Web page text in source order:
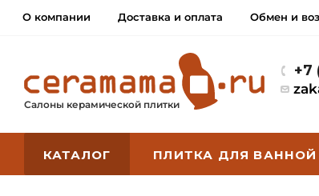
О компании Доставка и оплата Обмен и
Салоны керамической плитки
+7
КАТАЛОГ ПЛИТКА ДЛЯ ВАННОЙ